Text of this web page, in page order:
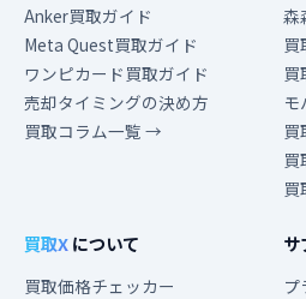
Anker買取ガイド
Meta Quest買取ガイド
ワンピカード買取ガイド
売却タイミングの決め方
買取コラム一覧 →
森
買
買
モ
買
買
買取Xについて
買取価格チェッカー
サ
プ